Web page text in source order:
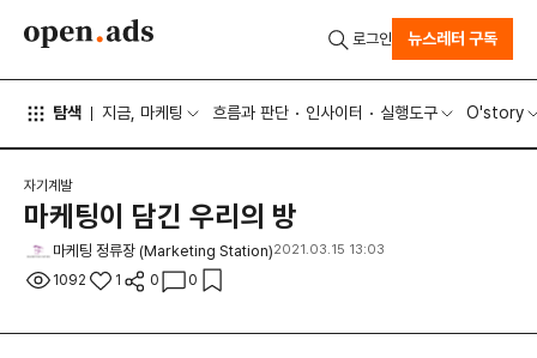
탐색 지금, 마케팅 흐름과 판단 인사이터 실행도구 O'story
로그인 뉴스레터 구독
자기계발
마케팅이 담긴 우리의 방
마케팅 정류장 (Marketing Station)2021.03.15 13:03
1092 1 0 0